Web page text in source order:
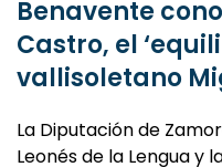
Castro, el
vallisoletano
La Diputación de
Leonés de la Lengua y
promueven en el